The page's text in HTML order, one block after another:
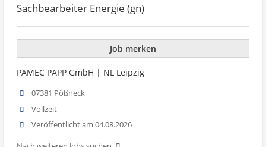
Sachbearbeiter Energie (gn)
Job merken
PAMEC PAPP GmbH | NL Leipzig
07381 Pößneck
Vollzeit
Veröffentlicht am 04.08.2026